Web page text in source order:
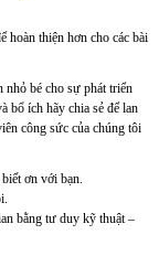
hoàn thiện hơn cho các bài
bé cho sự phát triển
bổ ích hãy chia sẻ để lan
công sức của chúng tôi
ơn với bạn.
bằng tư duy kỹ thuật –